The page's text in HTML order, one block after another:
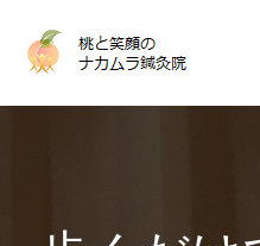
不眠・冷え・ストレスはご相談下さい